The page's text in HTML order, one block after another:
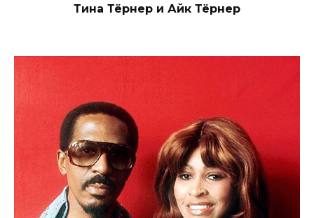
Тина Тёрнер и Айк Тёрнер